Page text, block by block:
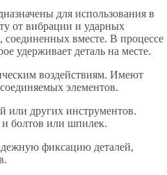
для использования в
от вибрации и ударных
соединенных вместе. В процессе
удерживает деталь на месте.
воздействиям. Имеют
элементов.
или других инструментов.
и болтов или шпилек.
фиксацию деталей,